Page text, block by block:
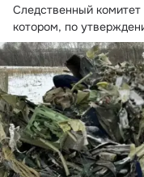
Следственный
котором, по